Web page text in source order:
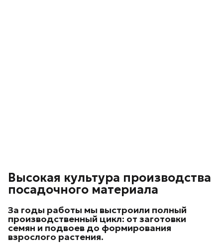
Высокая культура производства
посадочного материала
За годы работы мы выстроили полный
производственный цикл: от заготовки
семян и подвоев до формирования
взрослого растения.